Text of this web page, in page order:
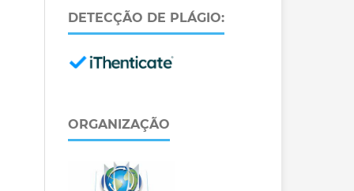
DETECÇÃO DE PLÁGIO:
ORGANIZAÇÃO